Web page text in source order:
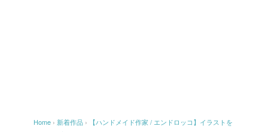
Home › 新着作品 ›
【ハンドメイド作家 / エンドロッコ】イラストを